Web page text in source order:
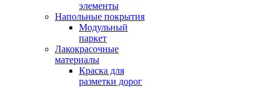
элементы
Напольные покрытия
Модульный
паркет
Лакокрасочные
материалы
Краска для
разметки дорог